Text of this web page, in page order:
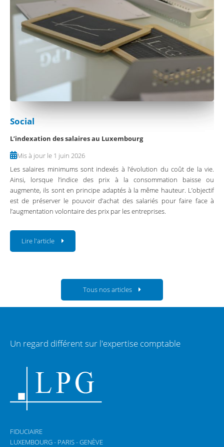
Social
L’indexation des salaires au Luxembourg
Mis à jour le 1 juin 2026
Les salaires minimums sont indexés à l’évolution du coût de la vie.
Ainsi, lorsque l’indice des prix à la consommation baisse ou
augmente, ils sont en principe adaptés à la même hauteur. L’objectif
est de préserver le pouvoir d’achat des salariés pour faire face à
l’augmentation volontaire des prix par les entreprises.
Lire l'article
Tous nos articles
Un regard différent sur l'expertise comptable
FIDUCIAIRE
LUXEMBOURG - PARIS - GENÈVE